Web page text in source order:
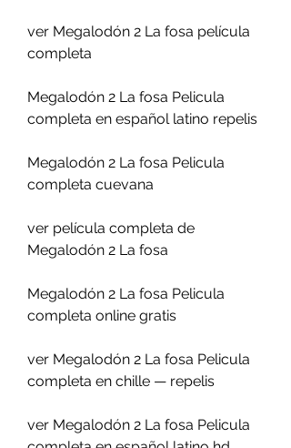
ver Megalodón 2 La fosa película
completa
Megalodón 2 La fosa Pelicula
completa en español latino repelis
Megalodón 2 La fosa Pelicula
completa cuevana
ver película completa de
Megalodón 2 La fosa
Megalodón 2 La fosa Pelicula
completa online gratis
ver Megalodón 2 La fosa Pelicula
completa en chille — repelis
ver Megalodón 2 La fosa Pelicula